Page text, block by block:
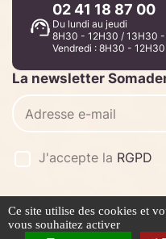
02 41 18 87 00
Du lundi au jeudi
8H30 - 12H30 / 13H30 -
Vendredi : 8H30 -
La newsletter
J'accepte la RGPD
Mentions légales
Ce site utilise des cookies et
vous souhaitez activer